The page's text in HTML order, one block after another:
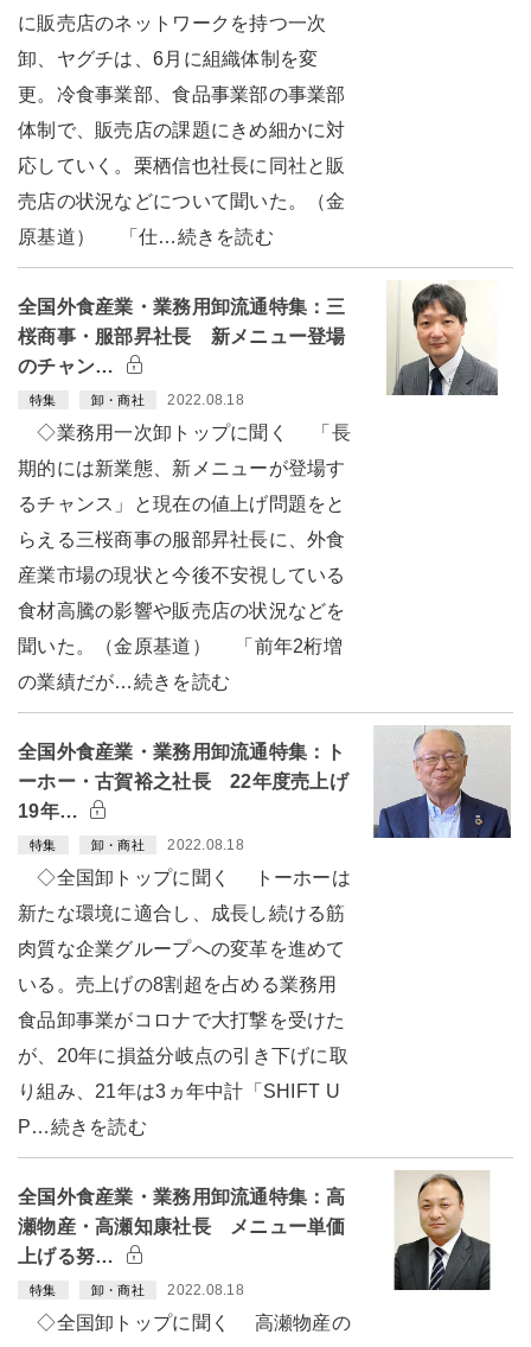
に販売店のネットワークを持つ一次
卸、ヤグチは、6月に組織体制を変
更。冷食事業部、食品事業部の事業部
体制で、販売店の課題にきめ細かに対
応していく。栗栖信也社長に同社と販
売店の状況などについて聞いた。（金
原基道） 「仕…続きを読む
全国外食産業・業務用卸流通特集：三
桜商事・服部昇社長 新メニュー登場
のチャン…
特集 卸・商社 2022.08.18
◇業務用一次卸トップに聞く 「長
期的には新業態、新メニューが登場す
るチャンス」と現在の値上げ問題をと
らえる三桜商事の服部昇社長に、外食
産業市場の現状と今後不安視している
食材高騰の影響や販売店の状況などを
聞いた。（金原基道） 「前年2桁増
の業績だが…続きを読む
全国外食産業・業務用卸流通特集：ト
ーホー・古賀裕之社長 22年度売上げ
19年…
特集 卸・商社 2022.08.18
◇全国卸トップに聞く トーホーは
新たな環境に適合し、成長し続ける筋
肉質な企業グループへの変革を進めて
いる。売上げの8割超を占める業務用
食品卸事業がコロナで大打撃を受けた
が、20年に損益分岐点の引き下げに取
り組み、21年は3ヵ年中計「SHIFT U
P…続きを読む
全国外食産業・業務用卸流通特集：高
瀬物産・高瀬知康社長 メニュー単価
上げる努…
特集 卸・商社 2022.08.18
◇全国卸トップに聞く 高瀬物産の